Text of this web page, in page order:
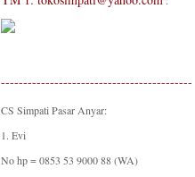
-------------------------------------------
CS Simpati Pasar Anyar:
1. Evi
No hp = 0853 53 9000 88 (WA)